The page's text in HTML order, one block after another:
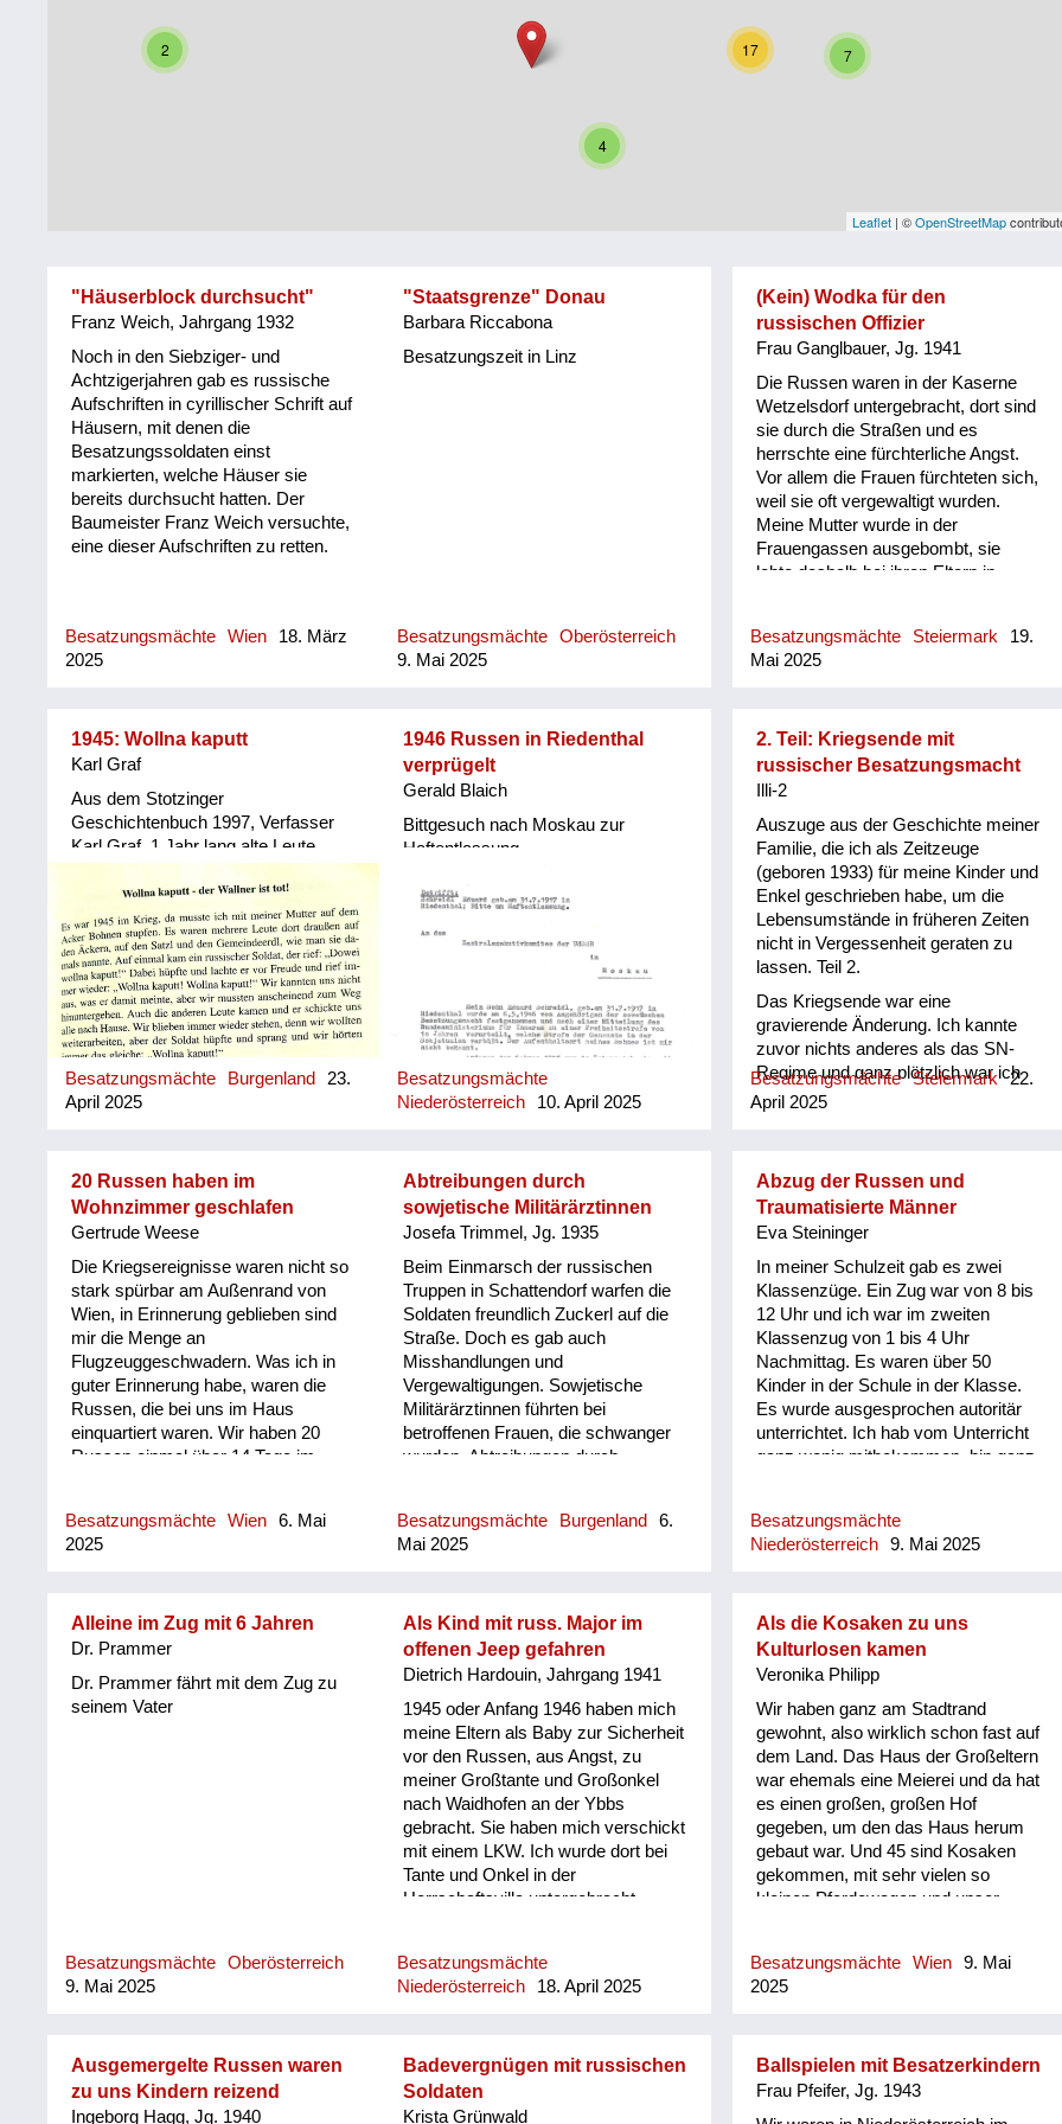
Staatsvertrag
Wohnen
sonstiges
2
4
17 7
Leaflet | ©OpenStreetMap
"Häuserblock durchsucht"
Franz Weich, Jahrgang 1932
Noch in den Siebziger- und
Achtzigerjahren gab es russische
Aufschriften in cyrillischer Schrift auf
Häusern, mit denen die
Besatzungssoldaten einst
markierten, welche Häuser sie
bereits durchsucht hatten. Der
Baumeister Franz Weich versuchte,
eine dieser Aufschriften zu retten.
Besatzungsmächte Wien
18. März
2025
"Staatsgrenze" Donau
Barbara Riccabona
Besatzungszeit in Linz
Besatzungsmächte
Oberösterreich
9. Mai 2025
(Kein) Wodka für den
russischen Offizier
Frau Ganglbauer, Jg. 1941
Die Russen waren in der Kaserne
Wetzelsdorf untergebracht, dort sind
sie durch die Straßen und es
herrschte eine fürchterliche Angst.
Vor allem die Frauen fürchteten sich,
weil sie oft vergewaltigt wurden.
Meine Mutter wurde in der
Frauengassen ausgebombt, sie
lebte deshalb bei ihren Eltern in
am Dachboden versteckt. Eines
Tages kam einer, dessen Uniform
Haus hinein, setzte sich in die
Küche, meine Großmutter und mein
Großvater, der pensionierter
Mutter und ich drückten uns an die
Wand. Er saß da, schlug mit der
Faust auf den Tisch und brüllte
„Wodka, Wodka“! Meine Großmutter
und Mutter sagten immer wieder, sie
hätten keinen, er wiederum brüllte
wieder „Wodka“! Ich dachte mir,
dass das komisch war, geh dann mit
einem Glas zum Wasserhahn, fülle
es mit Wasser und stelle es vor ihn
hin. Er hat so zu lachen begonnen,
schall...
Besatzungsmächte Steiermark
19.
Mai 2025
1945: Wollna kaputt
Karl Graf
Aus dem Stotzinger
Geschichtenbuch 1997, Verfasser
Karl Graf. 1 Jahr lang alte Leute
Besatzungsmächte Burgenland
23.
April 2025
1946 Russen in Riedenthal
verprügelt
Gerald Blaich
Bittgesuch nach Moskau zur
Haftentlassung
Besatzungsmächte
Niederösterreich
10. April 2025
2. Teil: Kriegsende mit
russischer Besatzungsmacht
Illi-2
Auszuge aus der Geschichte meiner
Familie, die ich als Zeitzeuge
(geboren 1933) für meine Kinder und
Enkel geschrieben habe, um die
Lebensumstände in früheren Zeiten
nicht in Vergessenheit geraten zu
lassen. Teil 2.
Das Kriegsende war eine
gravierende Änderung. Ich kannte
zuvor nichts anderes als das SN-
Regime und ganz plötzlich war ich
kein Hitlerjunge (Pimpf) mehr. Total
Grüßens, statt des alleinigen „Heil
Hitler“ nun „Grüß Gott“, „Guten
Morgen“ bzw. „Guten Abend“ oder
sogar „Küss die Hand“! So passierte
einem zum Beispiel oft noch lange,
dass beim Eintritt des Lehrers in die
Schulklasse automatisch die rechte
Hand in die Höhe schnellte, so wie
es einem jahrelang beigebracht
wurde. Man spürte eine allgemeine
Veränderung der Stimmungslage,
einerseits Freude, dass der Krieg zu
Besatzungsmächten sein wird. Denn
eine Verbesserung der
war noch gravierender. In meiner
Erinnerung waren die nächsten zwei
Jahre die härtesten, die ich erlebt
habe. Wir Kinder mussten ...
Besatzungsmächte Steiermark 22.
April 2025
20 Russen haben im
Wohnzimmer geschlafen
Gertrude Weese
Die Kriegsereignisse waren nicht so
stark spürbar am Außenrand von
Wien, in Erinnerung geblieben sind
mir die Menge an
Flugzeuggeschwadern. Was ich in
guter Erinnerung habe, waren die
Russen, die bei uns im Haus
einquartiert waren. Wir haben 20
Russen einmal über 14 Tage im
geschlafen mit den Eltern und der
Großmutter, Gott sei Dank ist nichts
Klo zu gehen. In der Nacht sind auch
andere gekommen und haben die
ob sie wo Nazis finden. Zwei Jahre
lang waren später auch zwei
Besatzungsmächte Wien
6. Mai
2025
Abtreibungen durch
sowjetische Militärärztinnen
Josefa Trimmel, Jg. 1935
Beim Einmarsch der russischen
Truppen in Schattendorf warfen die
Soldaten freundlich Zuckerl auf die
Straße. Doch es gab auch
Misshandlungen und
Vergewaltigungen. Sowjetische
Militärärztinnen führten bei
betroffenen Frauen, die schwanger
wurden, Abtreibungen durch.
Besatzungsmächte Burgenland
6.
Mai 2025
Abzug der Russen und
Traumatisierte Männer
Eva Steininger
In meiner Schulzeit gab es zwei
Klassenzüge. Ein Zug war von 8 bis
12 Uhr und ich war im zweiten
Klassenzug von 1 bis 4 Uhr
Nachmittag. Es waren über 50
Kinder in der Schule in der Klasse.
Es wurde ausgesprochen autoritär
unterrichtet. Ich hab vom Unterricht
ganz wenig mitbekommen, bin ganz
Russen abgezogen. Das war wie ein
Volksfest in Zwettl. Die Blasmusik ist
gewunken und sind Freundschaften
entstanden zu den Einheimischen.
Aber man war sehr froh. Generell
abgezogen sind. Ich habe in
Erinnerung, es waren alle
traumatisiert. Also ich glaube, alle
Männer, die vom Krieg
heimgekommen sind, waren
verrückt oder hätten in ein Irrenhaus
gehört. Aber die Situation war
natürlich damals so, dass da erst
Not. Und für solche Einrichtungen
gab es natürlich kein Geld. Man
Besatzungsmächte
Niederösterreich
9. Mai 2025
Alleine im Zug mit 6 Jahren
Dr. Prammer
Dr. Prammer fährt mit dem Zug zu
seinem Vater
Besatzungsmächte
Oberösterreich
9. Mai 2025
Als Kind mit russ. Major im
offenen Jeep gefahren
Dietrich Hardouin, Jahrgang 1941
1945 oder Anfang 1946 haben mich
meine Eltern als Baby zur Sicherheit
vor den Russen, aus Angst, zu
meiner Großtante und Großonkel
nach Waidhofen an der Ybbs
gebracht. Sie haben mich verschickt
mit einem LKW. Ich wurde dort bei
Tante und Onkel in der
Herrschaftsvilla untergebracht,
Wochen nachher von den Russen
besetzt. Ein russischer Major hat
untergebracht, weil er oben seine
Residenz und seine Kommandantur
eingerichtet hat. Mein Onkel war
Besatzungsmächte
Niederösterreich
18. April 2025
Als die Kosaken zu uns
Kulturlosen kamen
Veronika Philipp
Wir haben ganz am Stadtrand
gewohnt, also wirklich schon fast auf
dem Land. Das Haus der Großeltern
war ehemals eine Meierei und da hat
es einen großen, großen Hof
gegeben, um den das Haus herum
gebaut war. Und 45 sind Kosaken
gekommen, mit sehr vielen so
kleinen Pferdewagen und unser
haben uns gut behandelt, sie haben
sogar gekocht. Es war eine Art
Mutter hat gesagt, es ist uns so
schlecht davon geworden, weil wir
Besatzungsmächte Wien
9. Mai
2025
Ausgemergelte Russen waren
zu uns Kindern reizend
Ingeborg Hagg, Jg. 1940
Badevergnügen mit russischen
Soldaten
Krista Grünwald
Ballspielen mit Besatzerkindern
Frau Pfeifer, Jg. 1943